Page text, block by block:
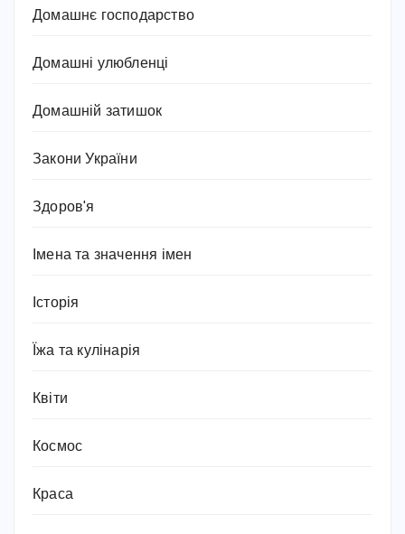
Домашнє господарство
Домашні улюбленці
Домашній затишок
Закони України
Здоров'я
Імена та значення імен
Історія
Їжа та кулінарія
Квіти
Космос
Краса